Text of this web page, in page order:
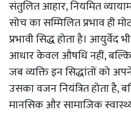
संतुलित आहार, नियमित
सोच का सम्मिलित प्रभाव ही
प्रभावी सिद्ध होता है। आयुर्वेद
आधार केवल औषधि नहीं, बल्कि
जब व्यक्ति इन सिद्धांतों को
उसका वजन नियंत्रित होता है,
मानसिक और सामाजिक